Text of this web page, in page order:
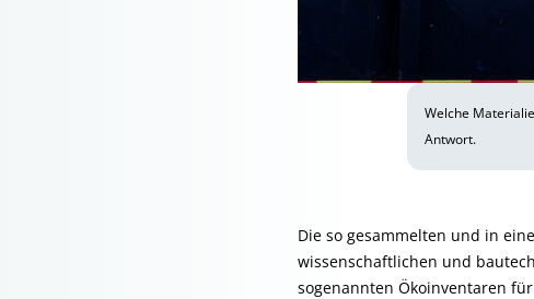
Welche
Antwort.
Die so gesammelten und in
wissenschaftlichen und
sogenannten Ökoinventaren